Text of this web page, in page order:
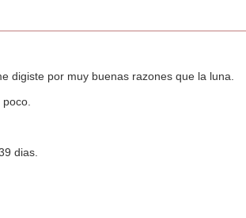
digiste por muy buenas razones que la luna.
dias.